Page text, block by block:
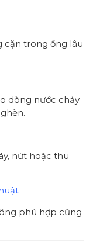
cặn trong ống lâu
dòng nước chảy
nứt hoặc thu
phù hợp cũng